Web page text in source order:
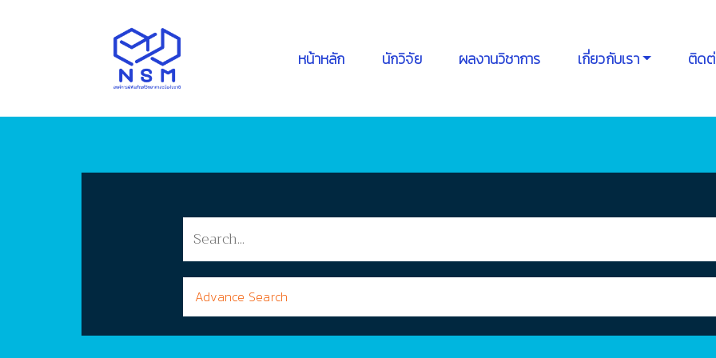
หน้าหลัก นักวิจัย ผลงานวิชาการ เกี่ยวกับเรา ติดต่
Advance Search